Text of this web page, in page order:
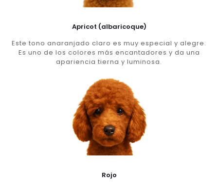
Apricot (albaricoque)
Este tono anaranjado claro es muy especial y alegre.
Es uno de los colores más encantadores y da una
apariencia tierna y luminosa.
Rojo